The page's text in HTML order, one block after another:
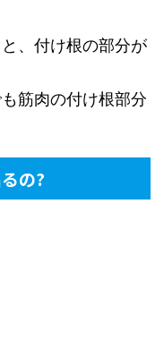
、付け根の部分が
筋肉の付け根部分
の?